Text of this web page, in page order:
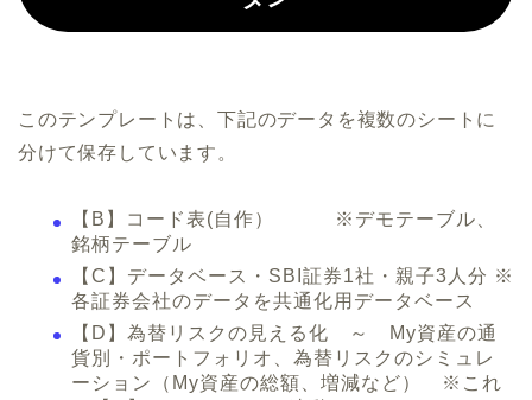
このテンプレートは、下記のデータを複数のシートに
分けて保存しています。
【B】コード表(自作） ※デモテーブル、
銘柄テーブル
【C】データベース・SBI証券1社・親子3人分 ※
各証券会社のデータを共通化用データベース
【D】為替リスクの見える化 ～ My資産の通
貨別・ポートフォリオ、為替リスクのシミュレ
ーション（My資産の総額、増減など） ※これ